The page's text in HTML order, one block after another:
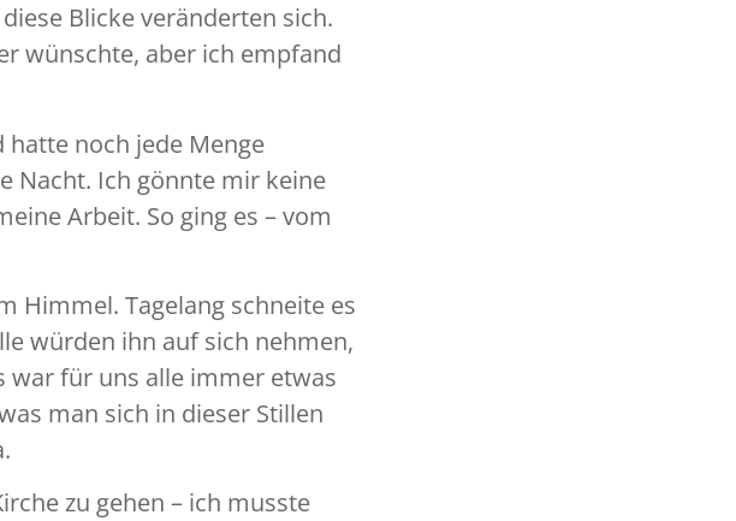
Blicke veränderten sich.
wünschte, aber ich empfand
hatte noch jede Menge
Nacht. Ich gönnte mir keine
Arbeit. So ging es – vom
Himmel. Tagelang schneite es
würden ihn auf sich nehmen,
war für uns alle immer etwas
man sich in dieser Stillen
zu gehen – ich musste